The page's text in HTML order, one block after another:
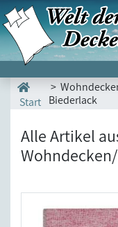
Start
>
Biederlack
Alle Artikel